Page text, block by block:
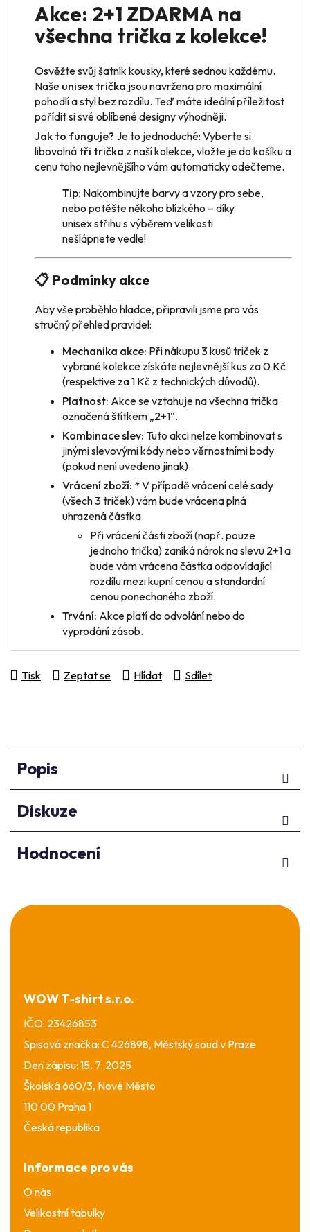
Akce: 2+1 ZDARMA na
všechna trička z kolekce!
Osvěžte svůj šatník kousky, které sednou každému.
Naše unisex trička jsou navržena pro maximální
pohodlí a styl bez rozdílu. Teď máte ideální příležitost
pořídit si své oblíbené designy výhodněji.
Jak to funguje? Je to jednoduché: Vyberte si
libovolná tři trička z naší kolekce, vložte je do košíku a
cenu toho nejlevnějšího vám automaticky odečteme.
Tip: Nakombinujte barvy a vzory pro sebe,
nebo potěšte někoho blízkého – díky
unisex střihu s výběrem velikosti
nešlápnete vedle!
📋 Podmínky akce
Aby vše proběhlo hladce, připravili jsme pro vás
stručný přehled pravidel:
Mechanika akce: Při nákupu 3 kusů triček z
vybrané kolekce získáte nejlevnější kus za 0 Kč
(respektive za 1 Kč z technických důvodů).
Platnost: Akce se vztahuje na všechna trička
označená štítkem „2+1“.
Kombinace slev: Tuto akci nelze kombinovat s
jinými slevovými kódy nebo věrnostními body
(pokud není uvedeno jinak).
Vrácení zboží: * V případě vrácenícelé sady
(všech 3 triček) vám bude vrácena plná
uhrazená částka.
Při vráceníčásti zboží(např. pouze
jednoho trička) zaniká nárok na slevu 2+1 a
bude vám vrácena částka odpovídající
rozdílu mezi kupní cenou a standardní
cenou ponechaného zboží.
Trvání: Akce platí do odvolání nebo do
vyprodání zásob.
Tisk Zeptat se Hlídat Sdílet
Popis
Diskuze
Hodnocení
Z
á
WOW T-shirt s.r.o.
IČO: 23426853
Spisová značka: C 426898, Městský soud v Praze
Den zápisu: 15. 7. 2025
Školská 660/3, Nové Město
110 00 Praha 1
Česká republika
Informace pro vás
O nás
Velikostní tabulky